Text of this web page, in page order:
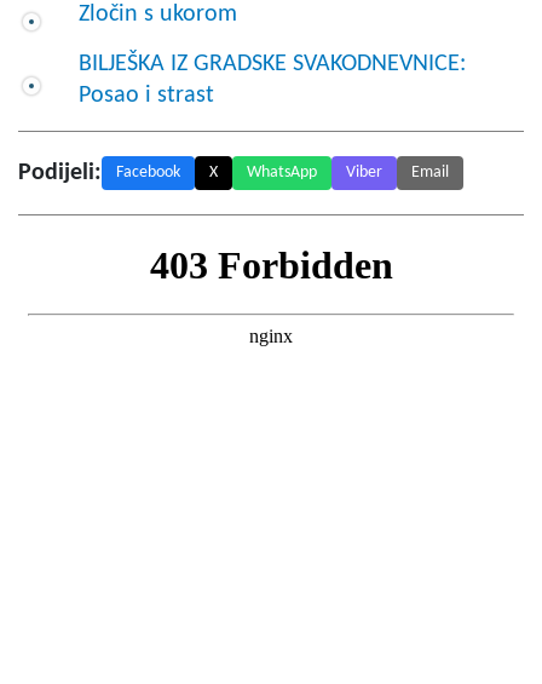
Zločin s ukorom
BILJEŠKA IZ GRADSKE SVAKODNEVNICE:
Posao i strast
Podijeli: Facebook X WhatsApp Viber Email